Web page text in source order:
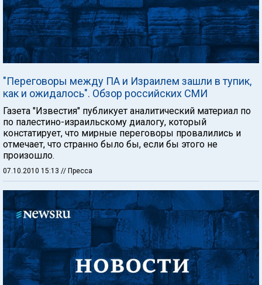
"Переговоры между ПА и Израилем зашли в тупик,
как и ожидалось". Обзор российских СМИ
Газета "Известия" публикует аналитический материал по
по палестино-израильскому диалогу, который
констатирует, что мирные переговоры провалились и
отмечает, что странно было бы, если бы этого не
произошло.
07.10.2010 15:13 // Пресса